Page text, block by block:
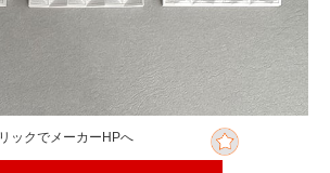
ックでメーカーHPへ